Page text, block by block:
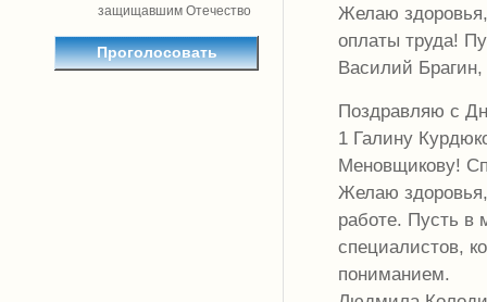
защищавшим Отечество
Желаю
оплаты труда!
Василий Брагин,
Поздравляю с
1 Галину
Меновщикову!
Желаю
работе. Пусть в
специалистов,
пониманием.